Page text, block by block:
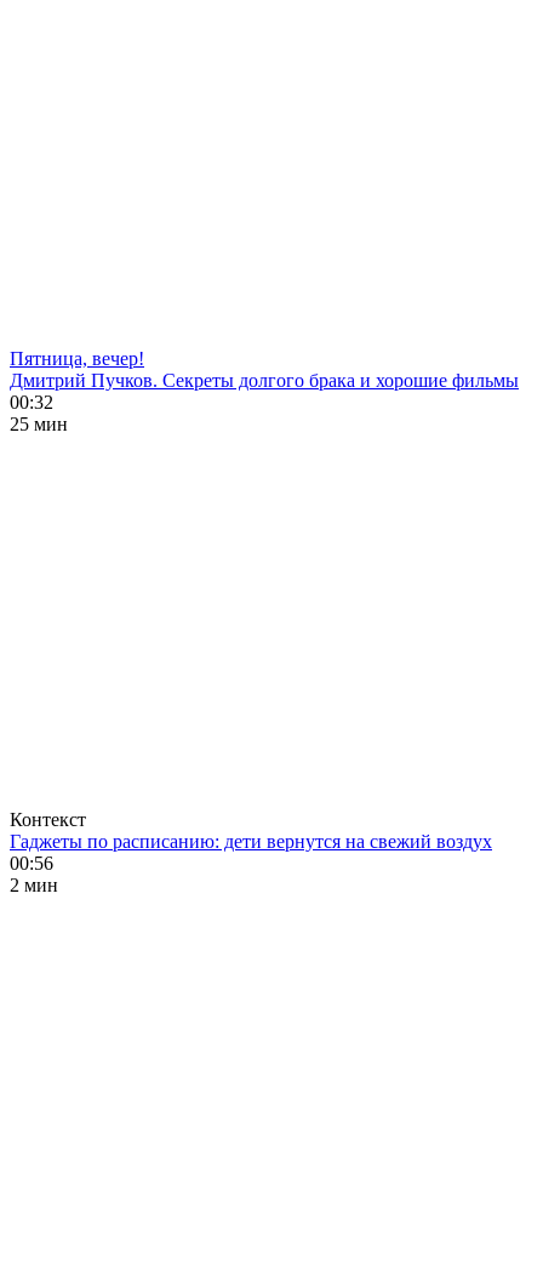
Пятница, вечер!
Дмитрий Пучков. Секреты долгого брака и хорошие фильмы
00:32
25 мин
Контекст
Гаджеты по расписанию: дети вернутся на свежий воздух
00:56
2 мин